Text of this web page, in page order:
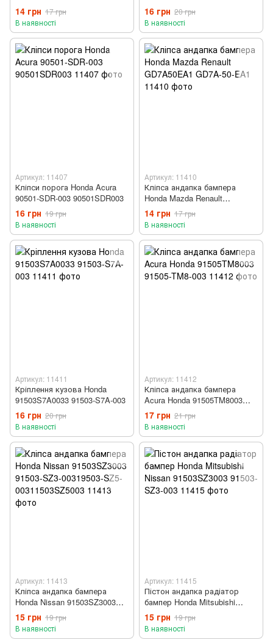
14 грн 17 грн
В наявності
91509-S47-003
91509S4700319503-S7S-003
91503S7S003
16 грн 20 грн
В наявності
Артикул: 11407
Кліпси порога Honda Acura
90501-SDR-003 90501SDR003
16 грн 19 грн
В наявності
Артикул: 11410
Кліпса андапка бампера
Honda Mazda Renault
GD7A50EA1 GD7A-50-EA1
14 грн 17 грн
В наявності
Артикул: 11411
Кріплення кузова Honda
91503S7A0033 91503-S7A-003
16 грн 20 грн
В наявності
Артикул: 11412
Кліпса андапка бампера
Acura Honda 91505TM8003
91505-TM8-003
17 грн 21 грн
В наявності
Артикул: 11413
Кліпса андапка бампера
Honda Nissan 91503SZ3003
91503-SZ3-00319503-SZ5-
00311503SZ5003
15 грн 19 грн
В наявності
Артикул: 11415
Пістон андапка радіатор
бампер Honda Mitsubishi
Nissan 91503SZ3003 91503-
SZ3-003
15 грн 19 грн
В наявності